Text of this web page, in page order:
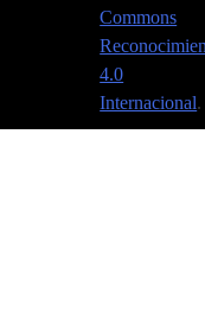
Commons
4.0
Internacional.